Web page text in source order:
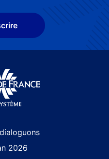
2026